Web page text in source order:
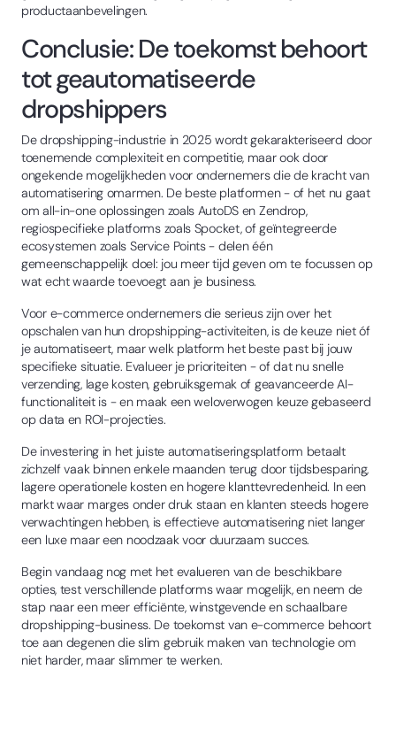
productaanbevelingen.
Conclusie: De toekomst behoort
tot geautomatiseerde
dropshippers
De dropshipping-industrie in 2025 wordt gekarakteriseerd door
toenemende complexiteit en competitie, maar ook door
ongekende mogelijkheden voor ondernemers die de kracht van
automatisering omarmen. De beste platformen - of het nu gaat
om all-in-one oplossingen zoals AutoDS en Zendrop,
regiospecifieke platforms zoals Spocket, of geïntegreerde
ecosystemen zoals Service Points - delen één
gemeenschappelijk doel: jou meer tijd geven om te focussen op
wat echt waarde toevoegt aan je business.
Voor e-commerce ondernemers die serieus zijn over het
opschalen van hun dropshipping-activiteiten, is de keuze niet óf
je automatiseert, maar welk platform het beste past bij jouw
specifieke situatie. Evalueer je prioriteiten - of dat nu snelle
verzending, lage kosten, gebruiksgemak of geavanceerde AI-
functionaliteit is - en maak een weloverwogen keuze gebaseerd
op data en ROI-projecties.
De investering in het juiste automatiseringsplatform betaalt
zichzelf vaak binnen enkele maanden terug door tijdsbesparing,
lagere operationele kosten en hogere klanttevredenheid. In een
markt waar marges onder druk staan en klanten steeds hogere
verwachtingen hebben, is effectieve automatisering niet langer
een luxe maar een noodzaak voor duurzaam succes.
Begin vandaag nog met het evalueren van de beschikbare
opties, test verschillende platforms waar mogelijk, en neem de
stap naar een meer efficiënte, winstgevende en schaalbare
dropshipping-business. De toekomst van e-commerce behoort
toe aan degenen die slim gebruik maken van technologie om
niet harder, maar slimmer te werken.